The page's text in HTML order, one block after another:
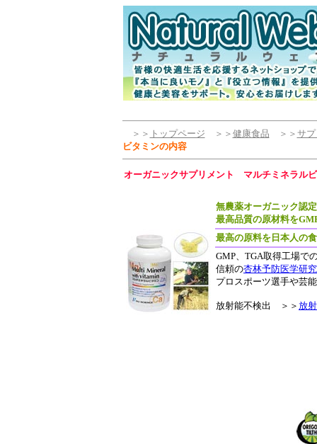
＞＞ トップページ ＞＞ 健康食品 ＞＞ サ
ビタミンの内容
オーガニックサプリメント マルチミネラル
無農薬オーガニック認
最高品質の原材料を
最高の原料を日本人の
GMP、TGA取得工場で
信頼の杏林予防医学研
プロスポーツ選手や芸
放射能不検出 ＞＞ 放